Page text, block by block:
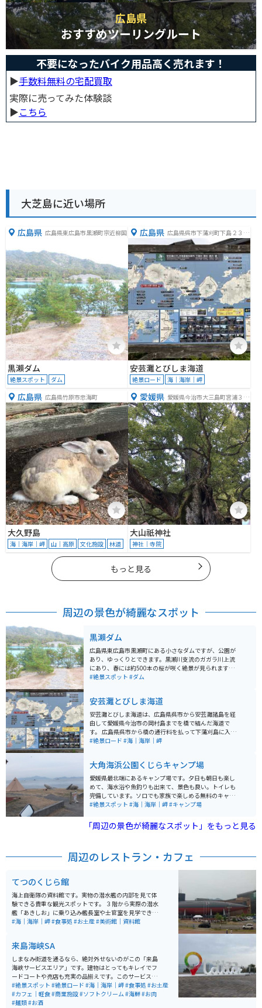
広島県
おすすめツーリングルート
不要になったバイク用品高く売れます！
▶︎手数料無料の宅配買取
実際に売ってみた体験談
▶︎こちら
大芝島に近い場所
広島県 広島県東広島市黒瀬町宗近柳国
黒瀨ダム
絶景スポット ダム
広島県 広島県呉市下蒲刈町下島２３６
１−７
安芸灘とびしま海道
絶景ロード 海｜海岸｜岬
広島県 広島県竹原市忠海町
大久野島
海｜海岸｜岬 山｜高原 文化施設 林道
愛媛県 愛媛県今治市大三島町宮浦３３
２７
大山祇神社
神社｜寺院
もっと見る
周辺の景色が綺麗なスポット
黒瀨ダム
広島県東広島市黒瀬町にある小さなダムですが、公園が
あり、ゆっくりとできます。黒瀬川支流のガガラ川上流
にあり、春には約500本の桜が咲く絶景が見られます。
ダム周辺にはバス釣りを楽しんでいる人や、ウォーキン
を楽しむ人もいます。
#絶景スポット #ダム
安芸灘とびしま海道
安芸灘とびしま海道は、広島県呉市から安芸灘諸島を経
由して愛媛県今治市の岡村島までを橋で結んだ海道で
す。 広島県呉市から橋の通行料を払って下蒲刈島に入
島、上蒲刈島、豊島、大崎下島、岡村島に橋を渡りなが
ています。
#絶景ロード #海｜海岸｜岬
大角海浜公園くじらキャンプ場
愛媛県最北端にあるキャンプ場です。夕日も朝日も楽し
めて、海水浴や魚釣りも出来て、景色も良い。トイレも
完備しています。ソロでも家族で楽しめる無料のキャン
プ場です。公園になっており、遊歩道や展望台もあり散
#絶景スポット #海｜海岸｜岬#キャンプ場
「周辺の景色が綺麗なスポット」をもっと見る
周辺のレストラン・カフェ
てつのくじら館
海上自衛隊の資料館です。実物の潜水艦の内部を見て体
験できる貴重な観光スポットです。 ３階から実際の潜水
艦「あきしお」に乗り込み艦長室や士官室を見学できま
す。 海上自衛隊のグッズなどお土産もあり、カフェでは
の潜水艦が停泊してることが多いので、タイミングが良
ければ見られます。
#海｜海岸｜岬#食事処 #お土産#美術館｜資料館
来島海峡SA
しまなみ街道を通るなら、絶対外せないのがこの「来島
海峡サービスエリア」です。建物はとってもキレイでフ
ードコートや売店も充実の品揃えです。このサービスエ
リアならではの蛇口から出るみかんジュースは、観光客
に人気です。しまなみのオブジェもあり、展望テラスか
ら眺める瀬戸内海の風景は、とても穏やかで心に残る旅
#絶景スポット #絶景ロード #海｜海岸｜岬#食事処 #お土産
#カフェ｜軽食#商業施設#ソフトクリーム#海鮮#お肉
#麺類#お酒